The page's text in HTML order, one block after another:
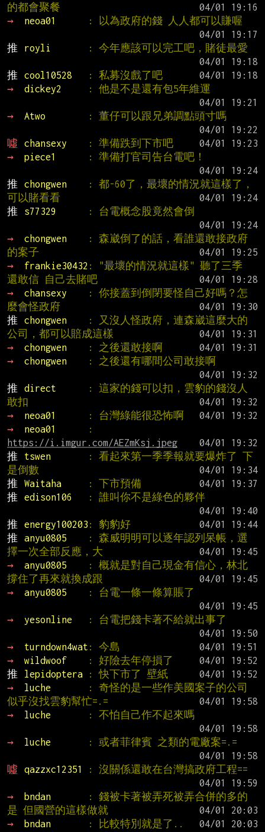
的都會聚餐
→
neoa01
: 以為政府的錢 人人都可以賺喔
推
royli
: 今年應該可以完工吧，賭徒最愛
推
cool10528 : 私募沒戲了吧
→
dickey2
: 他是不是還有包5年維運
→
Atwo
: 董仔可以跟兄弟調點頭寸嗎
噓
chansexy : 準備跌到下市吧
→
piece1
: 準備打官司告台電吧！
推
chongwen
: 都-60了，最壞的情況就這樣了，
可以賭看看
推
s77329
: 台電概念股竟然會倒
→
chongwen
: 森崴倒了的話，看誰還敢接政府
的案子
→
frankie30432 : "最壞的情況就這樣" 聽了三季
還敢信 自己去賭吧
→
chansexy
: 你接蓋到倒閉要怪自己好嗎？怎
麼會怪政府
推
chongwen
: 又沒人怪政府，連森崴這麼大的
公司，都可以賠成這樣
→
chongwen : 之後還敢接啊
→
chongwen
: 之後還有哪間公司敢接啊
推
direct
: 這家的錢可以扣，雲豹的錢沒人
敢扣
→
neoa01 : 台灣綠能很恐怖啊
→
neoa01
https://i.imgur.com/AEZmKsj.jpeg
推
tswen
: 看起來第一季季報就要爆炸了 下
是倒數
推
Waitaha : 下市預備
推
edison106
: 誰叫你不是綠色的夥伴
推
energy100203 : 豹豹好
推
anyu0805
: 森威明明可以逐年認列呆帳，選
擇一次全部反應，大
→
anyu0805
: 概就是對自己現金有信心，林北
撐住了再來就換成跟
→
anyu0805
: 台電一條一條算賬了
→
yesonline
: 台電把錢卡著不給就出事了
→
turndown4wat : 今島
→
wildwoof : 好險去年停損了
推
lepidoptera : 快下市了 壁紙
→
luche
: 奇怪的是一些作美國案子的公司
似乎沒找雲豹幫忙=.=
→
luche
: 不怕自己作不起來嗎
→
luche
: 或者菲律賓 之類的電廠案=.=
噓
qazzxc12351
: 沒關係還敢在台灣搞政府工程==
→
bndan
: 錢被卡著被弄死被弄合併的多的
是 但國營的這樣做就
→
bndan : 比較特別就是了..